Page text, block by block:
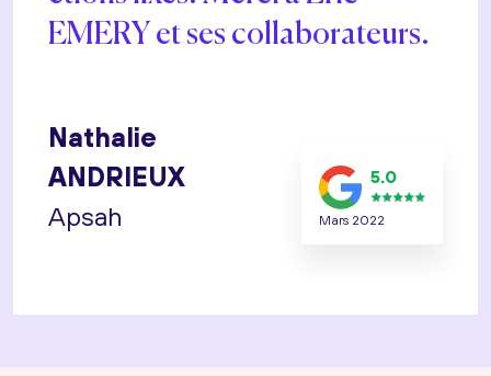
EMERY et ses collaborateurs.
Nathalie
ANDRIEUX
Apsah
5.0
Mars 2022